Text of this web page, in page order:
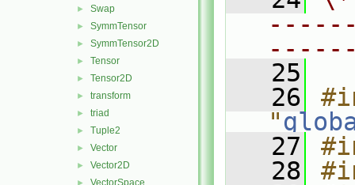
► Swap
► SymmTensor
► SymmTensor2D
► Tensor
► Tensor2D
► transform
► triad
► Tuple2
► Vector
► Vector2D
VectorSpace
   25
   26
"
   27
   28